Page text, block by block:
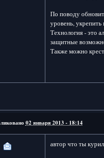
По поводу
уровень,
Технология - это
защитные
Также можно
02 января 2013 - 18:14
автор что ты